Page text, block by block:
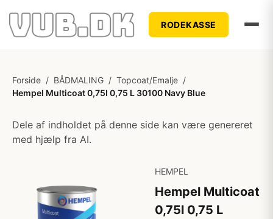
RODEKASSE
Forside / BÅDMALING / Topcoat/Emalje /
Hempel Multicoat 0,75l 0,75 L 30100 Navy Blue
Dele af indholdet på denne side kan være genereret
med hjælp fra AI.
HEMPEL
Hempel Multicoat
0,75l 0,75 L